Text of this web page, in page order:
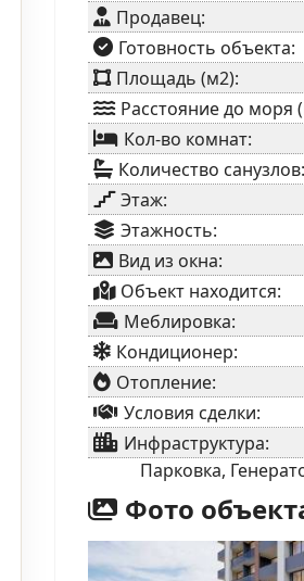
Продавец:
⁠Готовность объекта:
Площадь (м2):
Расстояние до моря
Кол-во комнат:
Количество санузлов:
Этаж:
Этажность:
Вид из окна:
Объект находится:
Меблировка:
Кондиционер:
Отопление:
Условия сделки:
Инфраструктура:
Парковка,
Фото